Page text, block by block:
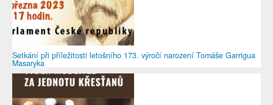
Setkání při příležitosti letošního 173. výročí narození Tomáše Garrigua
Masaryka